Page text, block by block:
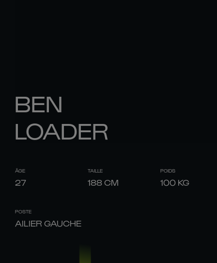
BEN
LOADER
ÂGE
27
TAILLE
188CM
POIDS
100 KG
POSTE
AILIER GAUCHE